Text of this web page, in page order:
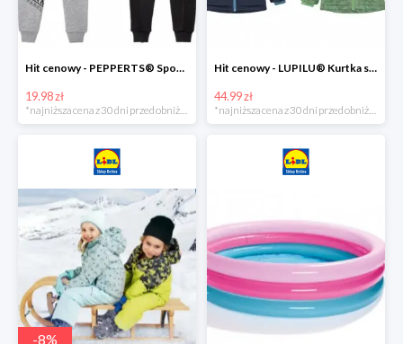
Hit cenowy - PEPPERTS® Spodnie dresowe chłopięce, 1 para
19.98 zł
Hit cenowy - LUPILU® Kurtka softshell chłopięca, 1 sztuka
44.99 zł
-8%